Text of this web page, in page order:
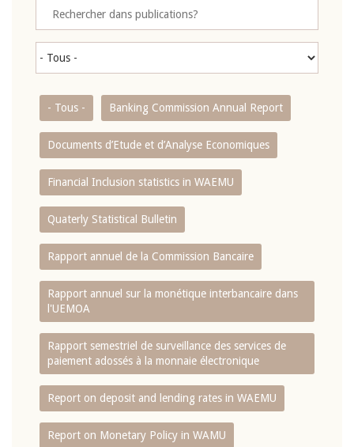
- Tous - Banking Commission Annual Report
Documents d’Etude et d’Analyse Economiques
Financial Inclusion statistics in WAEMU
Quaterly Statistical Bulletin
Rapport annuel de la Commission Bancaire
Rapport annuel sur la monétique interbancaire dans
l'UEMOA
Rapport semestriel de surveillance des services de
paiement adossés à la monnaie électronique
Report on deposit and lending rates in WAEMU
Report on Monetary Policy in WAMU